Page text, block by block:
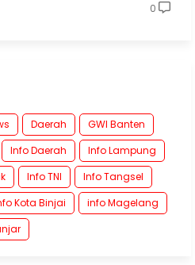
0
Daerah
GWI Banten
Info Daerah
Info Lampung
Info TNI
Info Tangsel
Kota Binjai
info Magelang